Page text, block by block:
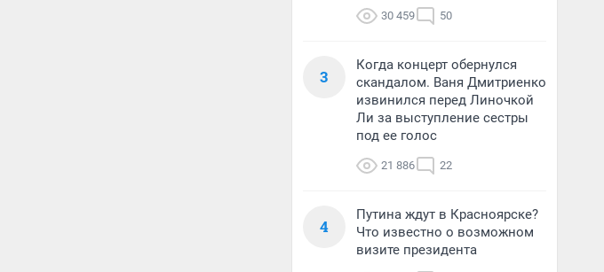
30 459 50
3
Когда концерт обернулся
скандалом. Ваня Дмитриенко
извинился перед Линочкой
Ли за выступление сестры
под ее голос
21 886 22
4
Путина ждут в Красноярске?
Что известно о возможном
визите президента